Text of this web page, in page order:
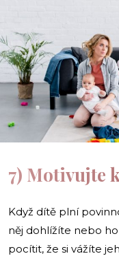
7) Motivujte
Když dítě plní
něj dohlížíte nebo
pocítit, že si vážíte